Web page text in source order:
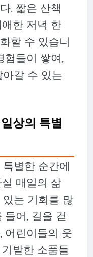
. 짧은 산책
한 저녁 한
할 수 있습니
험들이 쌓여,
갈 수 있는
상의 특별
별한 순간에
매일의 삶
는 기회를 많
들어, 길을 걷
어린이들의 웃
발한 소품들